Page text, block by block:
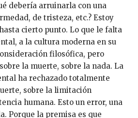
debería arruinarla con una
de tristeza, etc.? Estoy
cierto punto. Lo que le falta
a la cultura moderna en su
filosófica, pero
la muerte, sobre la nada. La
ha rechazado totalmente
sobre la limitación
humana. Esto un error, una
Porque la premisa es que